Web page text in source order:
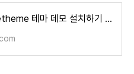
워드프레스 Betheme 테마 데모 설치하기 (BE 테마)